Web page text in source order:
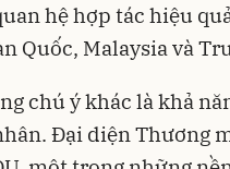
hệ hợp tác hiệu
Quốc, Malaysia và
chú ý khác là khả
Đại diện Thương